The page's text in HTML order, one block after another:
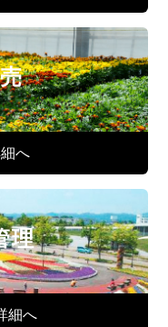
へ
理
細へ